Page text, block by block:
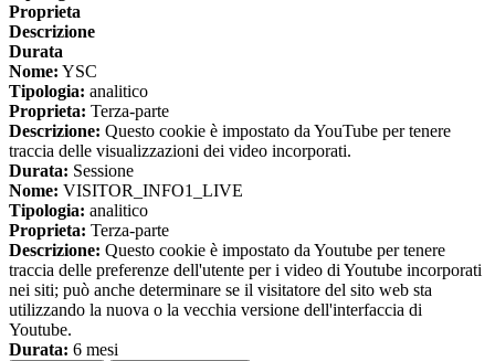
Proprieta
Descrizione
Durata
Nome: YSC
Tipologia: analitico
Proprieta: Terza-parte
Descrizione: Questo cookie è impostato da YouTube per tenere
traccia delle visualizzazioni dei video incorporati.
Durata: Sessione
Nome: VISITOR_INFO1_LIVE
Tipologia: analitico
Proprieta: Terza-parte
Descrizione: Questo cookie è impostato da Youtube per tenere
traccia delle preferenze dell'utente per i video di Youtube incorporati
nei siti; può anche determinare se il visitatore del sito web sta
utilizzando la nuova o la vecchia versione dell'interfaccia di
Youtube.
Durata: 6 mesi